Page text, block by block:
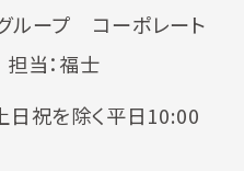
ループ コーポレート
当：福士
日祝を除く平日10:00